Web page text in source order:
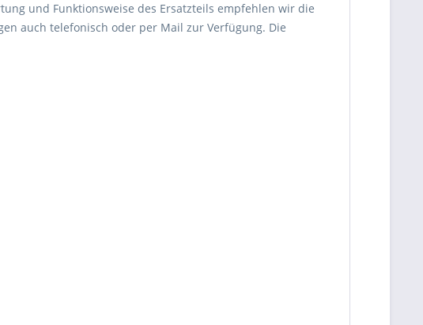
und Funktionsweise des Ersatzteils empfehlen wir die
auch telefonisch oder per Mail zur Verfügung. Die